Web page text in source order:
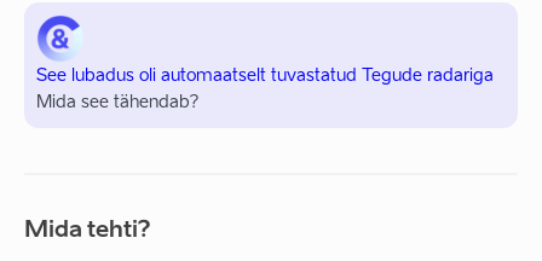
See lubadus oli automaatselt tuvastatud Tegude radariga
Mida see tähendab?
Mida tehti?